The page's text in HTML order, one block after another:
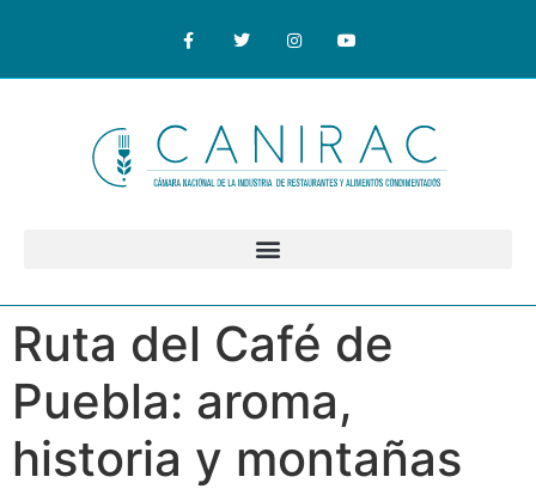
Ruta del Café de
Puebla: aroma,
historia y montañas